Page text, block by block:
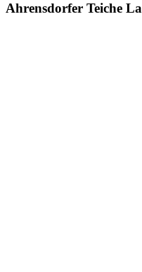
Ahrensdorfer Teiche